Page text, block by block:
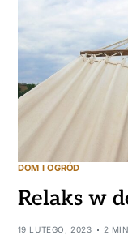
DOM I OGRÓD
Relaks w
19 LUTEGO, 2023 2